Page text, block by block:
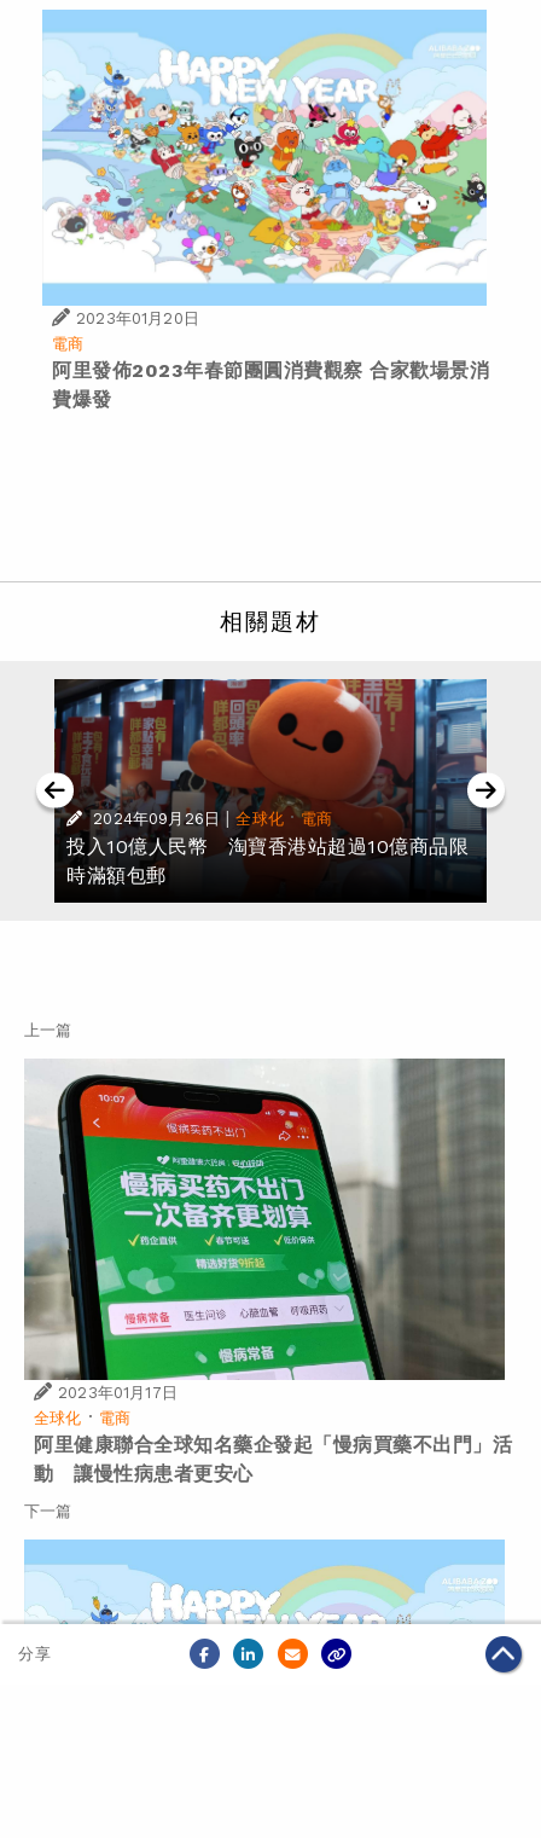
2023年01月20日
電商
阿里發佈2023年春節團圓消費觀察 合家歡場景消
費爆發
分享
相關題材
2024年09月26日 | 全球化·電商
投入10億人民幣 淘寶香港站超過10億商品限
時滿額包郵
上一篇
2023年01月17日
全球化 · 電商
阿里健康聯合全球知名藥企發起「慢病買藥不出門」活
動 讓慢性病患者更安心
下一篇